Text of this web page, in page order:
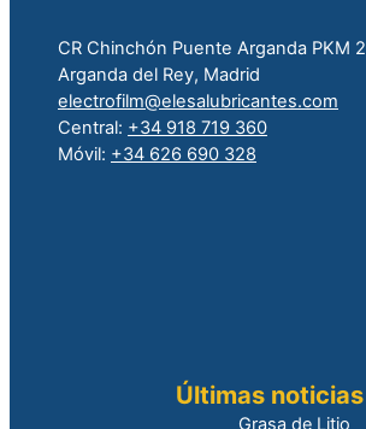
CR Chinchón Puente Arganda PKM 2
Arganda del Rey, Madrid
electrofilm@elesalubricantes.com
Central: +34 918 719 360
Móvil: +34 626 690 328
Últimas noticias
Grasa de Litio